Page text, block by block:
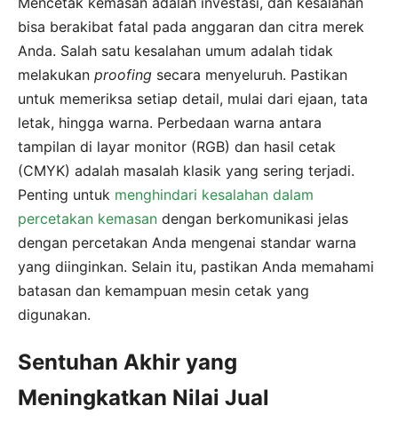
bisa berakibat fatal pada anggaran dan citra merek
Anda. Salah satu kesalahan umum adalah tidak
melakukan proofing secara menyeluruh. Pastikan
untuk memeriksa setiap detail, mulai dari ejaan, tata
letak, hingga warna. Perbedaan warna antara
tampilan di layar monitor (RGB) dan hasil cetak
(CMYK) adalah masalah klasik yang sering terjadi.
Penting untuk menghindari kesalahan dalam
percetakan kemasan dengan berkomunikasi jelas
dengan percetakan Anda mengenai standar warna
yang diinginkan. Selain itu, pastikan Anda memahami
batasan dan kemampuan mesin cetak yang
digunakan.
Sentuhan Akhir yang
Meningkatkan Nilai Jual